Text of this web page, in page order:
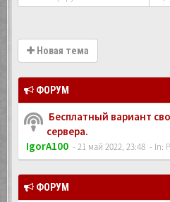
Новая тема
ФОРУМ
Бесплатный вариант
сервера.
IgorA100 - 21 май 2022, 23:48 - In:
ФОРУМ